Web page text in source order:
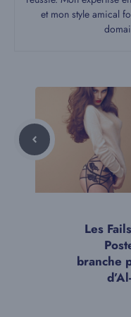
et mon style amical
Les
branche